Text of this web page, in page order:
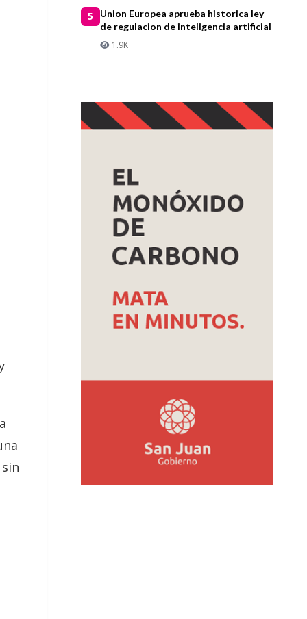
5
Union Europea aprueba historica ley
de regulacion de inteligencia artificial
1.9K